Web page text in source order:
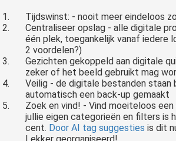
Tijdswinst: - nooit meer eindeloos
Centraliseer opslag - alle digitale
één plek, toegankelijk vanaf iedere
2 voordelen?)
Gezichten gekoppeld aan digitale
zeker of het beeld gebruikt mag
Veilig - de digitale bestanden staan
automatisch een back-up gemaakt
Zoek en vind! - Vind moeiteloos
jullie eigen categorieën en filters is
cent. Door AI tag suggesties is dit